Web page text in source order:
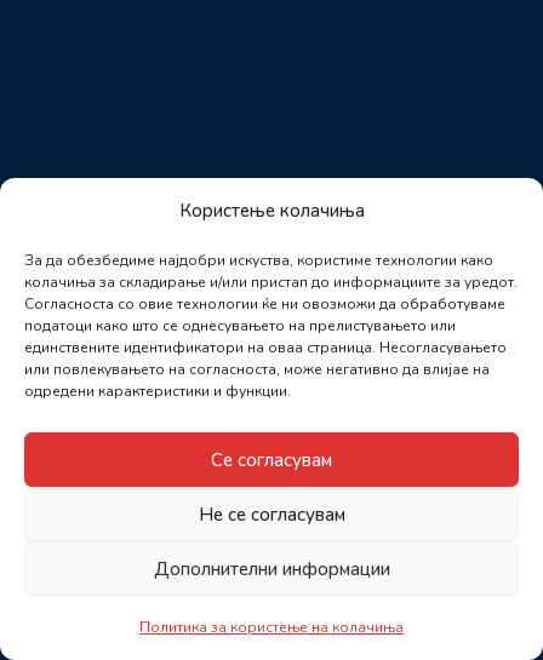
Користење колачиња
За да обезбедиме најдобри искуства, користиме технологии како
колачиња за складирање и/или пристап до информациите за уредот.
Согласноста со овие технологии ќе ни овозможи да обработуваме
податоци како што се однесувањето на прелистувањето или
единствените идентификатори на оваа страница. Несогласувањето
или повлекувањето на согласноста, може негативно да влијае на
одредени карактеристики и функции.
Се согласувам
Не се согласувам
Дополнителни информации
Политика за користење на колачиња